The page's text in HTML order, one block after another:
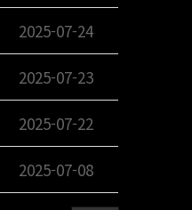
2025-07-24
2025-07-23
2025-07-22
2025-07-08